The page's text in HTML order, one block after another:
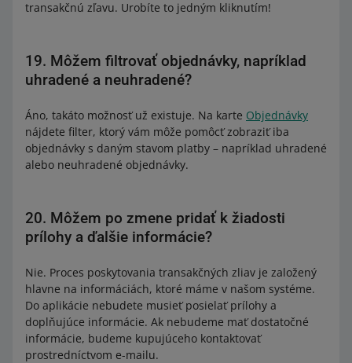
transakčnú zľavu. Urobíte to jedným kliknutím!
19. Môžem filtrovať objednávky, napríklad
uhradené a neuhradené?
Áno, takáto možnosť už existuje. Na karte Objednávky
nájdete filter, ktorý vám môže pomôcť zobraziť iba
objednávky s daným stavom platby – napríklad uhradené
alebo neuhradené objednávky.
20. Môžem po zmene pridať k žiadosti
prílohy a ďalšie informácie?
Nie. Proces poskytovania transakčných zliav je založený
hlavne na informáciách, ktoré máme v našom systéme.
Do aplikácie nebudete musieť posielať prílohy a
doplňujúce informácie. Ak nebudeme mať dostatočné
informácie, budeme kupujúceho kontaktovať
prostredníctvom e-mailu.